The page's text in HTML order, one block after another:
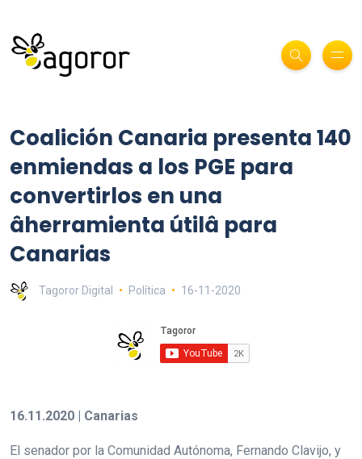
Coalición Canaria presenta 140
enmiendas a los PGE para
convertirlos en una
âherramienta útilâ para
Canarias
Tagoror Digital Política 16-11-2020
16.11.2020 | Canarias
El senador por la Comunidad Autónoma, Fernando Clavijo, y